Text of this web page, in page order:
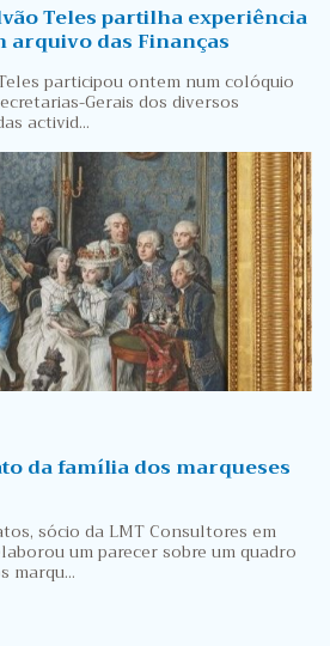
Teles partilha experiência
arquivo das Finanças
participou ontem num colóquio
Gerais dos diversos
activid...
da família dos marqueses
sócio da LMT Consultores em
um parecer sobre um quadro
marqu...